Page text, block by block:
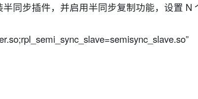
同步插件，并启用半同步复制功能，设置 N